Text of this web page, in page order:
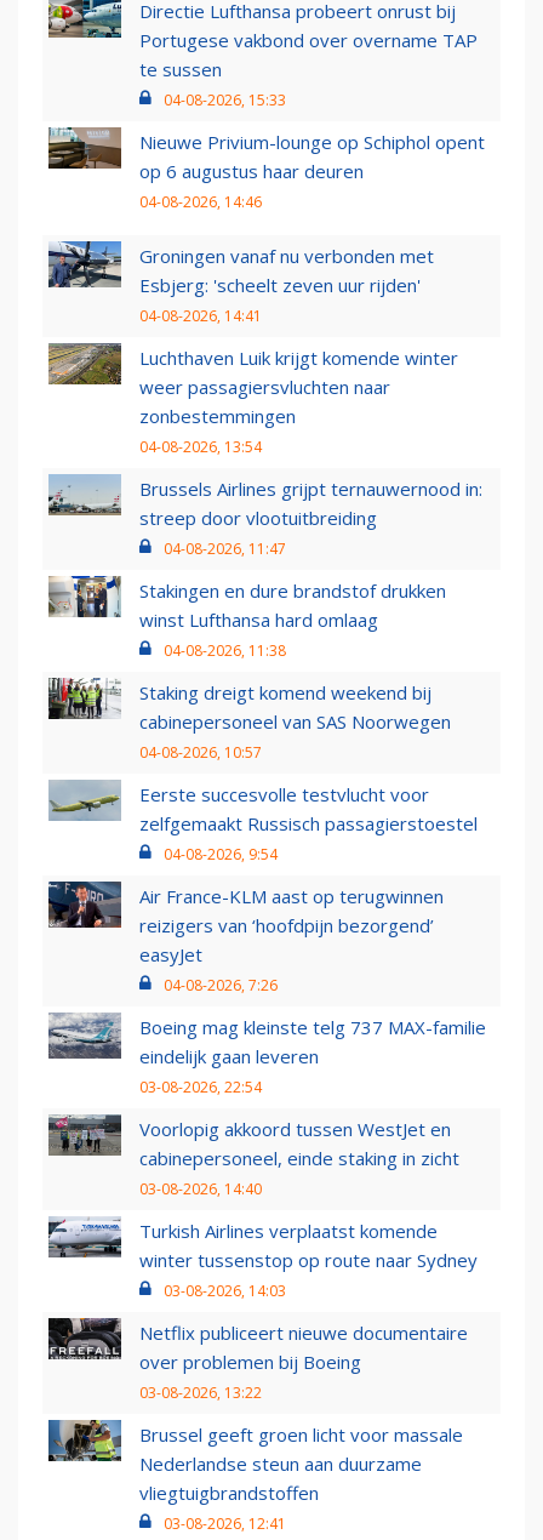
Directie Lufthansa probeert onrust bij
Portugese vakbond over overname TAP
te sussen
04-08-2026, 15:33
Nieuwe Privium-lounge op Schiphol opent
op 6 augustus haar deuren
04-08-2026, 14:46
Groningen vanaf nu verbonden met
Esbjerg: 'scheelt zeven uur rijden'
04-08-2026, 14:41
Luchthaven Luik krijgt komende winter
weer passagiersvluchten naar
zonbestemmingen
04-08-2026, 13:54
Brussels Airlines grijpt ternauwernood in:
streep door vlootuitbreiding
04-08-2026, 11:47
Stakingen en dure brandstof drukken
winst Lufthansa hard omlaag
04-08-2026, 11:38
Staking dreigt komend weekend bij
cabinepersoneel van SAS Noorwegen
04-08-2026, 10:57
Eerste succesvolle testvlucht voor
zelfgemaakt Russisch passagierstoestel
04-08-2026, 9:54
Air France-KLM aast op terugwinnen
reizigers van ‘hoofdpijn bezorgend’
easyJet
04-08-2026, 7:26
Boeing mag kleinste telg 737 MAX-familie
eindelijk gaan leveren
03-08-2026, 22:54
Voorlopig akkoord tussen WestJet en
cabinepersoneel, einde staking in zicht
03-08-2026, 14:40
Turkish Airlines verplaatst komende
winter tussenstop op route naar Sydney
03-08-2026, 14:03
Netflix publiceert nieuwe documentaire
over problemen bij Boeing
03-08-2026, 13:22
Brussel geeft groen licht voor massale
Nederlandse steun aan duurzame
vliegtuigbrandstoffen
03-08-2026, 12:41